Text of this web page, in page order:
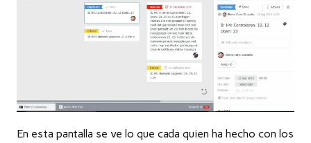
En esta pantalla se ve lo que cada quien ha hecho con los